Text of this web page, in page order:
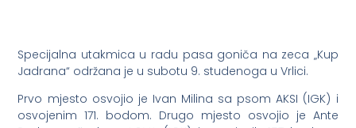
Specijalna utakmica u radu pasa goniča na zeca „Kup
Jadrana“ održana je u subotu 9. studenoga u Vrlici.
Prvo mjesto osvojio je Ivan Milina sa psom AKSI (IGK) i
osvojenim 171. bodom. Drugo mjesto osvojio je Ante